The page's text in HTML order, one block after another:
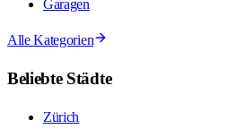
Garagen
Alle Kategorien
Beliebte Städte
Zürich